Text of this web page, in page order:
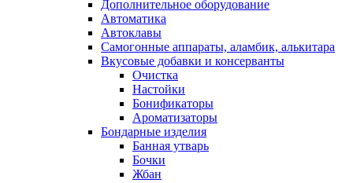
Дополнительное оборудование
Автоматика
Автоклавы
Самогонные аппараты, аламбик, алькитара
Вкусовые добавки и консерванты
Очистка
Настойки
Бонификаторы
Ароматизаторы
Бондарные изделия
Банная утварь
Бочки
Жбан